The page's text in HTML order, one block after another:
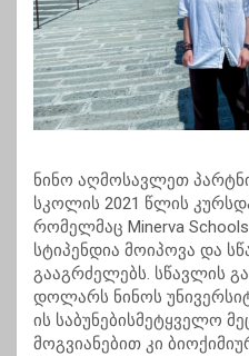
ნინო აღმოსავლეთ
სკოლის 2021 წლის
რომელმაც Minerva
სტიპენდია მოიპოვა და
გააგრძელებს. სწავლის
დოლარს ნინოს
ის საბუნებისმეტყველო
მოგვიანებით კი